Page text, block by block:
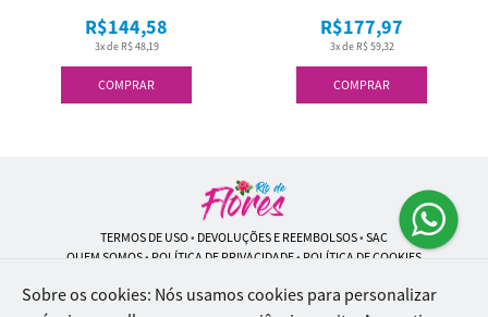
COMPRAR
3x de R$ 48,19
R$144,58
COMPRAR
3x de R$ 59,32
R$177,97
TERMOS DE USO• DEVOLUÇÕES E REEMBOLSOS• SAC
QUEM SOMOS• POLÍTICA DE PRIVACIDADE• POLÍTICA DE COOKIES
Sobre os cookies: Nós usamos cookies para personalizar